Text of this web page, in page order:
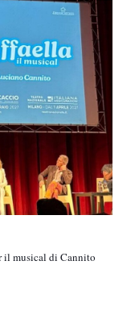
il musical di Cannito